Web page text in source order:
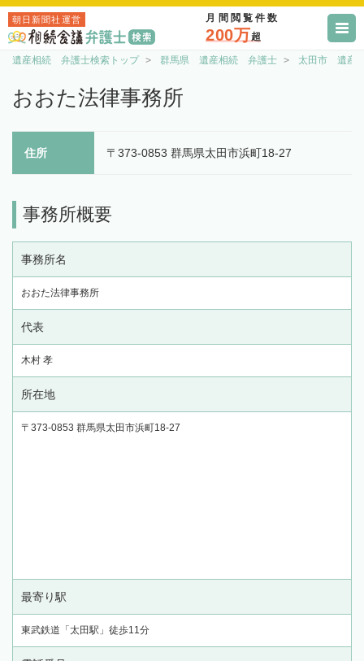
朝日新聞社運営 月間閲覧件数
200万超
遺産相続 弁護士検索トップ 群馬県 遺産相続 弁護士 太田市 遺産
おおた法律事務所
住所 〒373-0853 群馬県太田市浜町18-27
事務所概要
事務所名
おおた法律事務所
代表
木村 孝
所在地
〒373-0853 群馬県太田市浜町18-27
最寄り駅
東武鉄道「太田駅」徒歩11分